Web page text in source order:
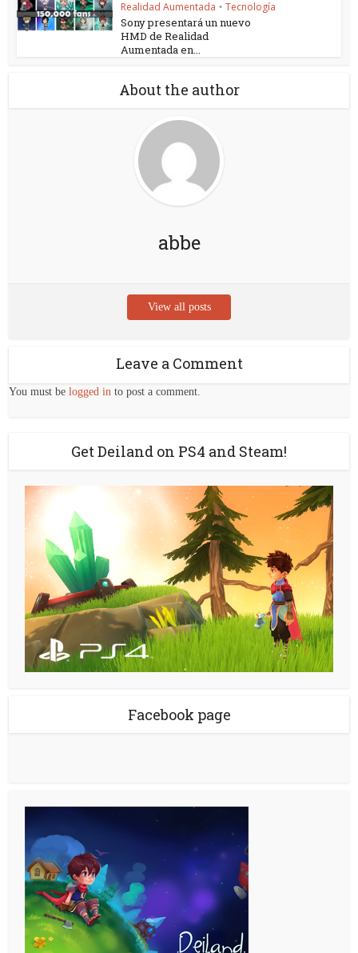
Realidad Aumentada • Tecnología
Sony presentará un nuevo
HMD de Realidad
Aumentada en...
About the author
abbe
View all posts
Leave a Comment
You must belogged in to post a comment.
Get Deiland on PS4 and Steam!
Facebook page